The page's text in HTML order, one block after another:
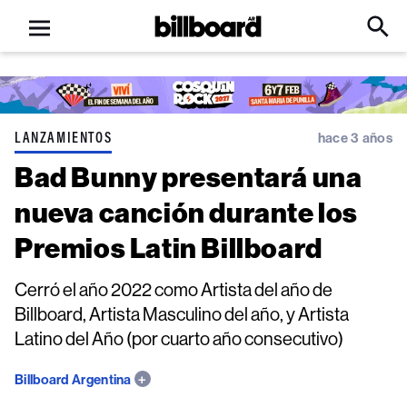
Open
menu
Billboard
Click
Input
LANZAMIENTOS hace 3 años
Bad Bunny presentará una
nueva canción durante los
Premios Latin Billboard
Cerró el año 2022 como Artista del año de
Billboard, Artista Masculino del año, y Artista
Latino del Año (por cuarto año consecutivo)
Billboard Argentina